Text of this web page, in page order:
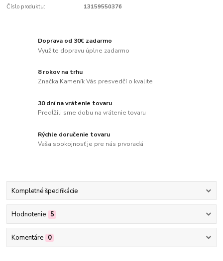
Číslo produktu: 13159550376
Doprava od 30€ zadarmo
Využite dopravu úplne zadarmo
8 rokov na trhu
Značka Kameník Vás presvedčí o kvalite
30 dní na vrátenie tovaru
Predĺžili sme dobu na vrátenie tovaru
Rýchle doručenie tovaru
Vaša spokojnosť je pre nás prvoradá
Kompletné špecifikácie
Hodnotenie 5
Komentáre 0